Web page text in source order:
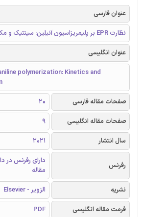
عنوان فارسی
نظارت EPR بر پلیمریزاسیون آنیلین: سینتیک و مکانیسم واکنش
عنوان انگلیسی
polymerization: Kinetics and
صفحات مقاله فارسی
20
صفحات مقاله انگلیسی
9
سال انتشار
2021
رفرنس
دارای رفرنس در
مقاله
نشریه
الزویر - Elsevier
فرمت مقاله انگلیسی
PDF